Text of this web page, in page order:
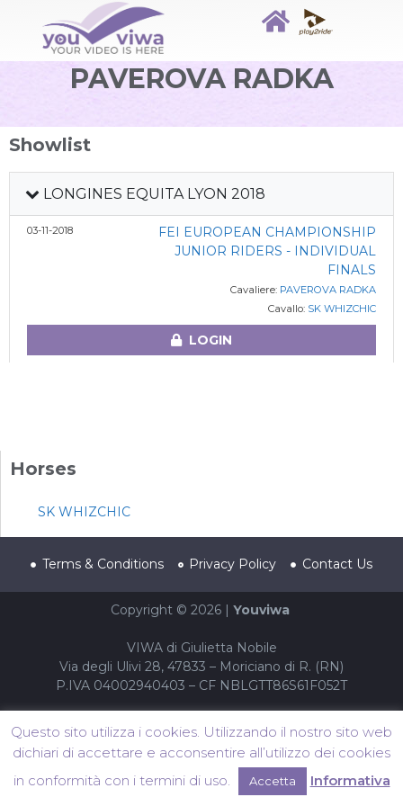
PAVEROVA RADKA
Showlist
LONGINES EQUITA LYON 2018
03-11-2018
FEI EUROPEAN CHAMPIONSHIP
JUNIOR RIDERS - INDIVIDUAL
FINALS
Cavaliere: PAVEROVA RADKA
Cavallo: SK WHIZCHIC
LOGIN
Horses
SK WHIZCHIC
Terms & Conditions Privacy Policy Contact Us
Copyright © 2026 | Youviwa
VIWA di Giulietta Nobile
Via degli Ulivi 28, 47833 – Moriciano di R. (RN)
P.IVA 04002940403 – CF NBLGTT86S61F052T
Questo sito utilizza i cookies. Utilizzando il nostro sito web
dichiari di accettare e acconsentire all’utilizzo dei cookies
in conformità con i termini di uso.
Accetta Informativa